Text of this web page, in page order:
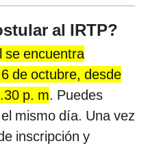
al IRTP?
se encuentra
de octubre, desde
p. m. Puedes
el mismo día. Una vez
inscripción y